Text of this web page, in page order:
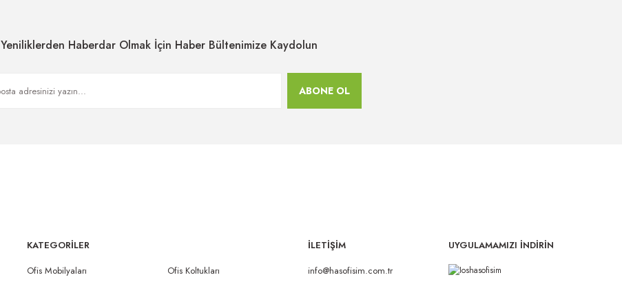
Yeniliklerden Haberdar Olmak İçin Haber Bültenimize Kaydolun
ABONE OL
KATEGORİLER
Ofis Mobilyaları
Ofis Koltukları
İLETİŞİM
info@hasofisim.com.tr
UYGULAMAMIZI İNDİRİN